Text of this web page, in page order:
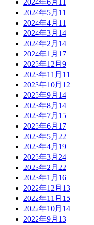
2024年6月 11
2024年5月 11
2024年4月 11
2024年3月 14
2024年2月 14
2024年1月 17
2023年12月 9
2023年11月 11
2023年10月 12
2023年9月 14
2023年8月 14
2023年7月 15
2023年6月 17
2023年5月 22
2023年4月 19
2023年3月 24
2023年2月 22
2023年1月 16
2022年12月 13
2022年11月 15
2022年10月 14
2022年9月 13